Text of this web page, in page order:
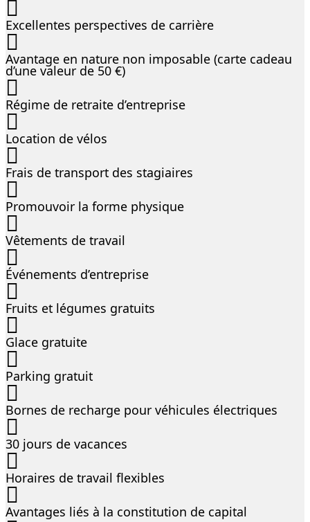
Excellentes perspectives de carrière
Avantage en nature non imposable (carte cadeau
d’une valeur de 50 €)
Régime de retraite d’entreprise
Location de vélos
Frais de transport des stagiaires
Promouvoir la forme physique
Vêtements de travail
Événements d’entreprise
Fruits et légumes gratuits
Glace gratuite
Parking gratuit
Bornes de recharge pour véhicules électriques
30 jours de vacances
Horaires de travail flexibles
Avantages liés à la constitution de capital